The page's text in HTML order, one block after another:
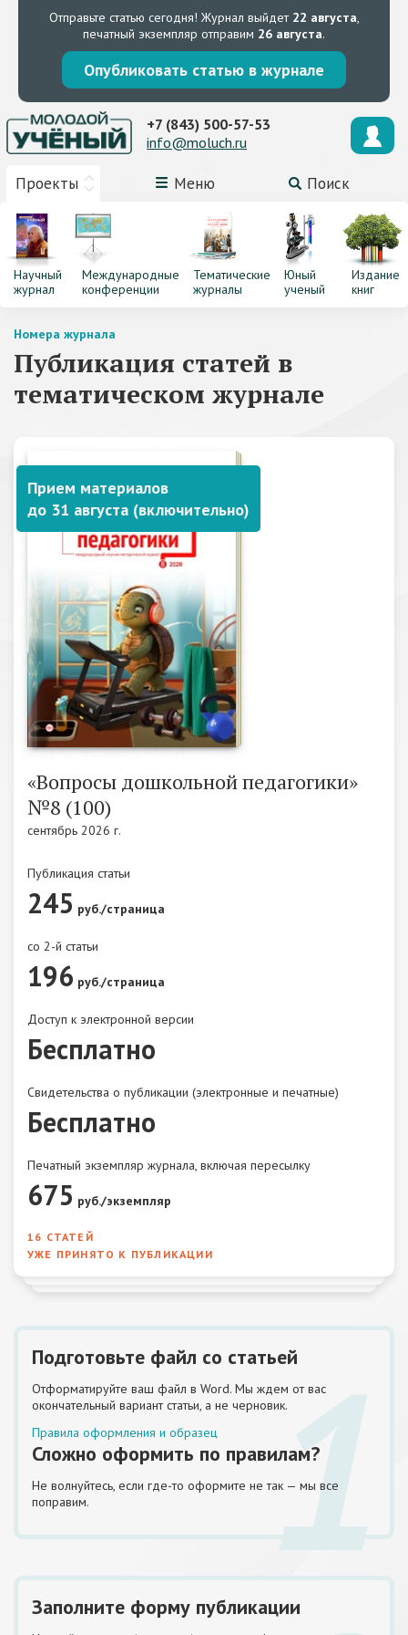
Отправьте статью сегодня! Журнал выйдет 22 августа,
печатный экземпляр отправим 26 августа.
Опубликовать статью в журнале
Проекты Меню Поиск
+7 (843) 500-57-53
info@moluch.ru
Научный
журнал
Международные
конференции
Тематические
журналы
Юный
ученый
Издание
книг
Номера журнала
Публикация статей в
тематическом журнале
Прием материалов
до 31 августа (включительно)
«Вопросы дошкольной педагогики»
№8 (100)
сентябрь 2026 г.
Публикация статьи
245 руб./страница
со 2-й статьи
196 руб./страница
Доступ к электронной версии
Бесплатно
Свидетельства о публикации (электронные и печатные)
Бесплатно
Печатный экземпляр журнала, включая пересылку
675 руб./экземпляр
16 СТАТЕЙ
УЖЕ ПРИНЯТО К ПУБЛИКАЦИИ
1
Подготовьте файл со статьей
Отформатируйте ваш файл в Word. Мы ждем от вас
окончательный вариант статьи, а не черновик.
Правила оформления и образец
Сложно оформить по правилам?
Не волнуйтесь, если где-то оформите не так — мы все
поправим.
Заполните форму публикации